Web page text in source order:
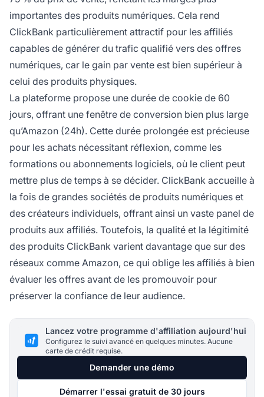
importantes des produits numériques. Cela rend
ClickBank particulièrement attractif pour les affiliés
capables de générer du trafic qualifié vers des offres
numériques, car le gain par vente est bien supérieur à
celui des produits physiques.
La plateforme propose une durée de cookie de 60
jours, offrant une fenêtre de conversion bien plus large
qu’Amazon (24h). Cette durée prolongée est précieuse
pour les achats nécessitant réflexion, comme les
formations ou abonnements logiciels, où le client peut
mettre plus de temps à se décider. ClickBank accueille à
la fois de grandes sociétés de produits numériques et
des créateurs individuels, offrant ainsi un vaste panel de
produits aux affiliés. Toutefois, la qualité et la légitimité
des produits ClickBank varient davantage que sur des
réseaux comme Amazon, ce qui oblige les affiliés à bien
évaluer les offres avant de les promouvoir pour
préserver la confiance de leur audience.
Lancez votre programme d'affiliation aujourd'hui
Configurez le suivi avancé en quelques minutes. Aucune
carte de crédit requise.
Demander une démo
Démarrer l'essai gratuit de 30 jours